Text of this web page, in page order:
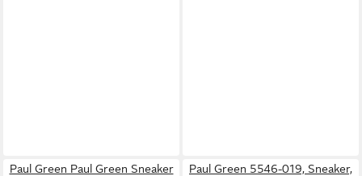
Paul Green Paul Green Sneaker
Paul Green 5546-019, Sneaker,